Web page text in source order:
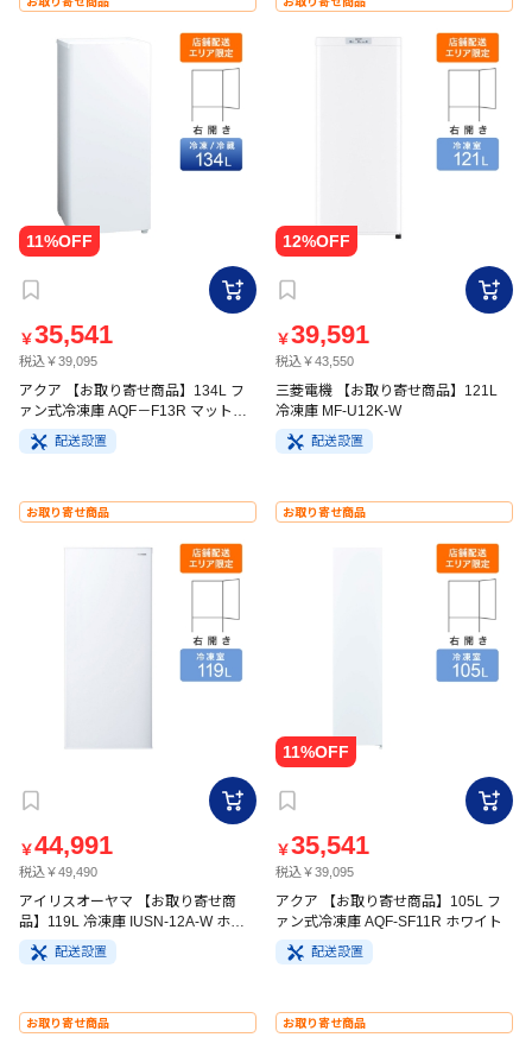
￥35,541
税込￥39,095
アクア 【お取り寄せ商品】134L フ
ァン式冷凍庫 AQF－F13R マットホ
ワイト
配送設置
￥39,591
税込￥43,550
三菱電機 【お取り寄せ商品】121L
冷凍庫 MF-U12K-W
配送設置
お取り寄せ商品
￥44,991
税込￥49,490
アイリスオーヤマ 【お取り寄せ商
品】119L 冷凍庫 IUSN-12A-W ホワ
イト
配送設置
お取り寄せ商品
￥35,541
税込￥39,095
アクア 【お取り寄せ商品】105L フ
ァン式冷凍庫 AQF-SF11R ホワイト
配送設置
お取り寄せ商品 お取り寄せ商品